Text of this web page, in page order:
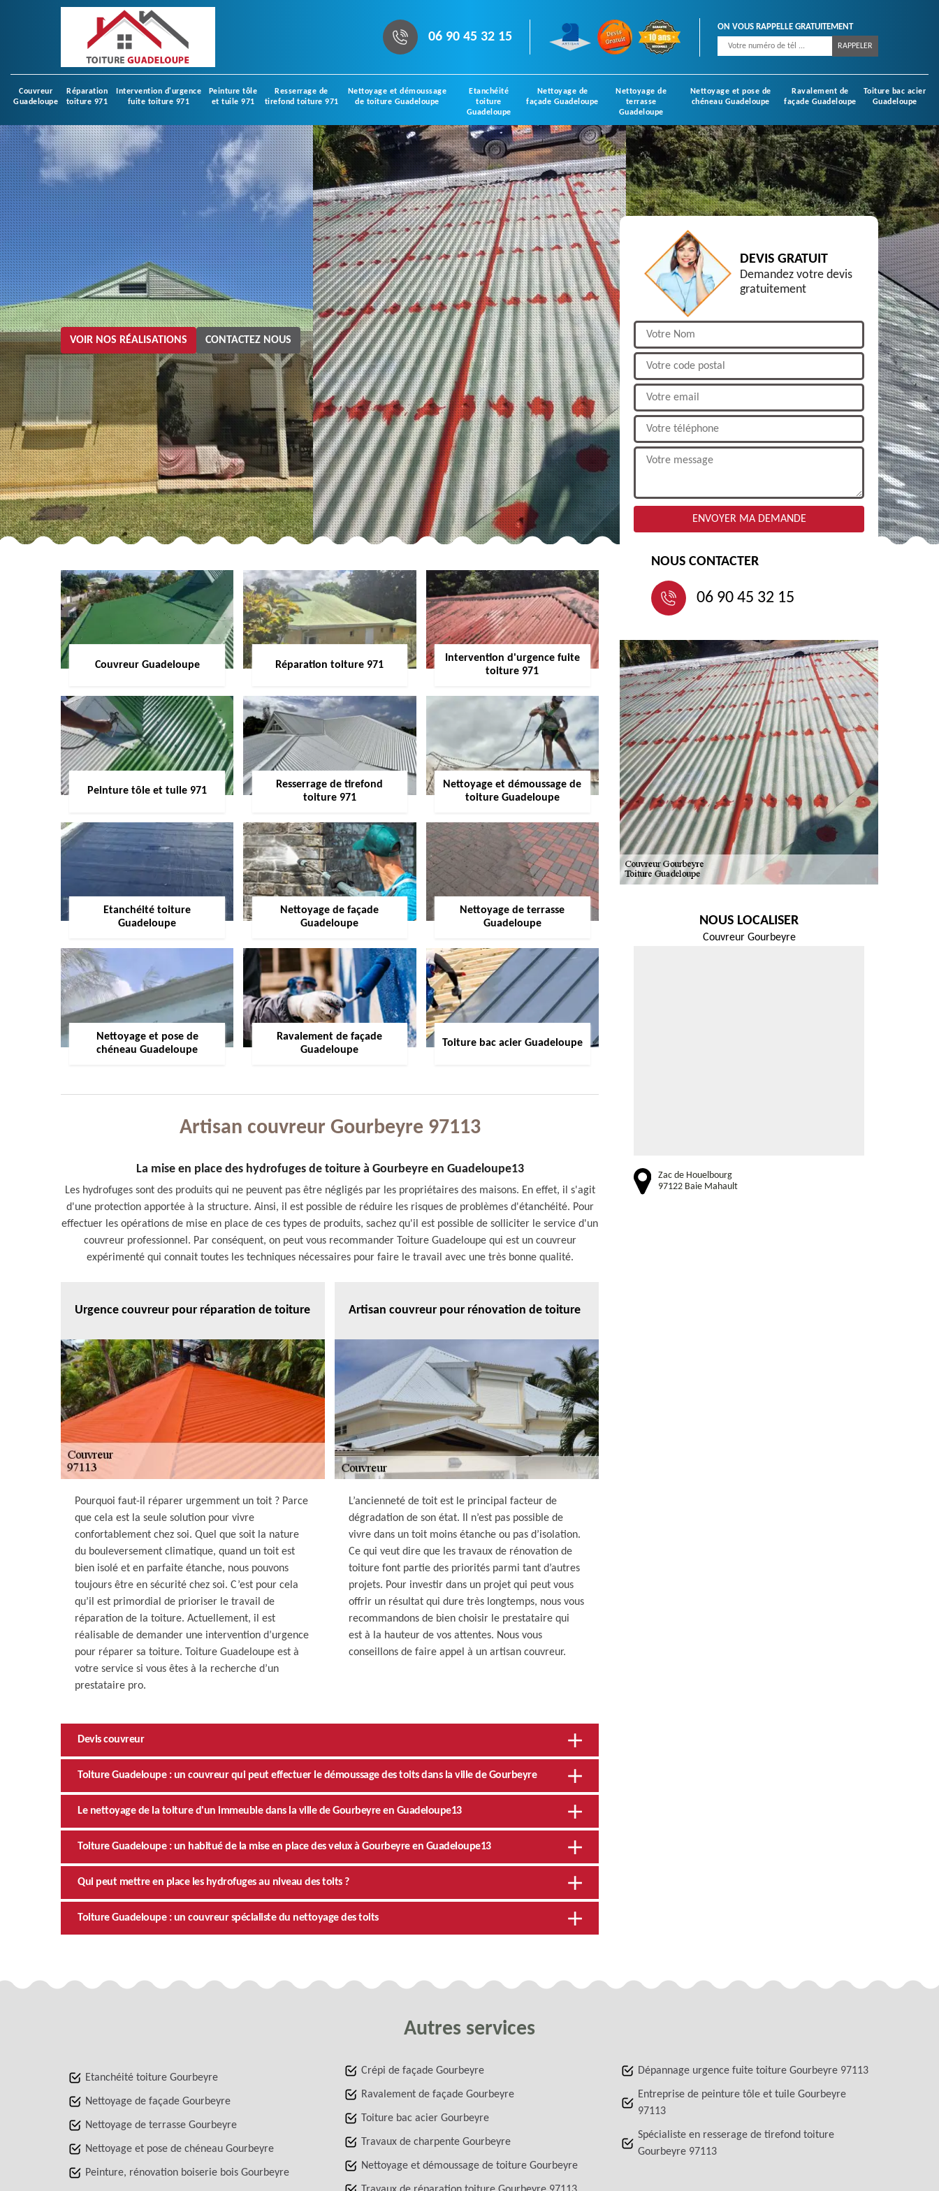
06 90 45 32 15
ON VOUS RAPPELLE GRATUITEMENT
Couvreur
Guadeloupe
Réparation
toiture 971
Intervention d'urgence
fuite toiture 971
Peinture tôle
et tuile 971
Resserrage de
tirefond toiture 971
Nettoyage et démoussage
de toiture Guadeloupe
Etanchéité
toiture
Guadeloupe
Nettoyage de
façade Guadeloupe
Nettoyage de
terrasse
Guadeloupe
Nettoyage et pose de
chéneau Guadeloupe
Ravalement de
façade Guadeloupe
Toiture bac acier
Guadeloupe
VOIR NOS RÉALISATIONS CONTACTEZ NOUS
Couvreur Guadeloupe Réparation toiture 971
Intervention d'urgence fuite
toiture 971
Peinture tôle et tuile 971
Resserrage de tirefond
toiture 971
Nettoyage et démoussage de
toiture Guadeloupe
Etanchéité toiture
Guadeloupe
Nettoyage de façade
Guadeloupe
Nettoyage de terrasse
Guadeloupe
Nettoyage et pose de
chéneau Guadeloupe
Ravalement de façade
Guadeloupe
Toiture bac acier Guadeloupe
Artisan couvreur Gourbeyre 97113
La mise en place des hydrofuges de toiture à Gourbeyre en Guadeloupe13
Les hydrofuges sont des produits qui ne peuvent pas être négligés par les propriétaires des maisons. En effet, il s'agit
d'une protection apportée à la structure. Ainsi, il est possible de réduire les risques de problèmes d'étanchéité. Pour
effectuer les opérations de mise en place de ces types de produits, sachez qu'il est possible de solliciter le service d'un
couvreur professionnel. Par conséquent, on peut vous recommander Toiture Guadeloupe qui est un couvreur
expérimenté qui connait toutes les techniques nécessaires pour faire le travail avec une très bonne qualité.
Urgence couvreur pour réparation de toiture
Pourquoi faut-il réparer urgemment un toit ? Parce
que cela est la seule solution pour vivre
confortablement chez soi. Quel que soit la nature
du bouleversement climatique, quand un toit est
bien isolé et en parfaite étanche, nous pouvons
toujours être en sécurité chez soi. C’est pour cela
qu’il est primordial de prioriser le travail de
réparation de la toiture. Actuellement, il est
réalisable de demander une intervention d’urgence
pour réparer sa toiture. Toiture Guadeloupe est à
votre service si vous êtes à la recherche d’un
prestataire pro.
Artisan couvreur pour rénovation de toiture
L’ancienneté de toit est le principal facteur de
dégradation de son état. Il n’est pas possible de
vivre dans un toit moins étanche ou pas d’isolation.
Ce qui veut dire que les travaux de rénovation de
toiture font partie des priorités parmi tant d’autres
projets. Pour investir dans un projet qui peut vous
offrir un résultat qui dure très longtemps, nous vous
recommandons de bien choisir le prestataire qui
est à la hauteur de vos attentes. Nous vous
conseillons de faire appel à un artisan couvreur.
Devis couvreur
Toiture Guadeloupe : un couvreur qui peut effectuer le démoussage des toits dans la ville de Gourbeyre
Le nettoyage de la toiture d'un immeuble dans la ville de Gourbeyre en Guadeloupe13
Toiture Guadeloupe : un habitué de la mise en place des velux à Gourbeyre en Guadeloupe13
Qui peut mettre en place les hydrofuges au niveau des toits ?
Toiture Guadeloupe : un couvreur spécialiste du nettoyage des toits
DEVIS GRATUIT
Demandez votre devis
gratuitement
NOUS CONTACTER
06 90 45 32 15
NOUS LOCALISER
Couvreur Gourbeyre
Zac de Houelbourg
97122 Baie Mahault
Autres services
Etanchéité toiture Gourbeyre
Nettoyage de façade Gourbeyre
Nettoyage de terrasse Gourbeyre
Nettoyage et pose de chéneau Gourbeyre
Peinture, rénovation boiserie bois Gourbeyre
Crépi de façade Gourbeyre
Ravalement de façade Gourbeyre
Toiture bac acier Gourbeyre
Travaux de charpente Gourbeyre
Nettoyage et démoussage de toiture Gourbeyre
Dépannage urgence fuite toiture Gourbeyre 97113
Entreprise de peinture tôle et tuile Gourbeyre
97113
Spécialiste en resserage de tirefond toiture
Gourbeyre 97113